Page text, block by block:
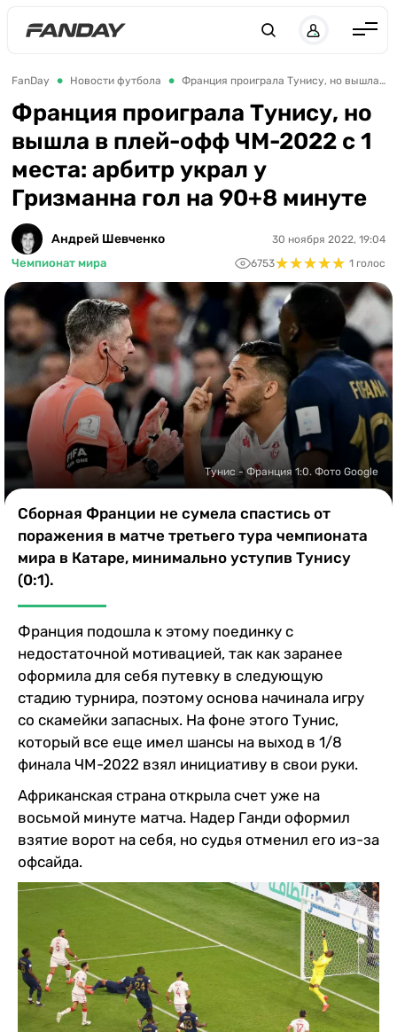
Англия
Испания
Германия
Италия
Франция
Украина
ЛЧ
ЛЕ
ЧЕ-2028
Букмекеры
Казино
FanDay Новости футбола Франция проиграла Тунису, но вышла в плей-офф ЧМ-2022 с 1 места: арбитр украл у Гризманна гол на 90+8 минуте
Франция проиграла Тунису, но
вышла в плей-офф ЧМ-2022 с 1
места: арбитр украл у
Гризманна гол на 90+8 минуте
Андрей Шевченко
Чемпионат мира
30 ноября 2022, 19:04
6753★★★★★
★★★★★ 1 голос
Тунис - Франция 1:0. Фото Google
Сборная Франции не сумела спастись от
поражения в матче третьего тура чемпионата
мира в Катаре, минимально уступив Тунису
(0:1).
Франция подошла к этому поединку с
недостаточной мотивацией, так как заранее
оформила для себя путевку в следующую
стадию турнира, поэтому основа начинала игру
со скамейки запасных. На фоне этого Тунис,
который все еще имел шансы на выход в 1/8
финала ЧМ-2022 взял инициативу в свои руки.
Африканская страна открыла счет уже на
восьмой минуте матча. Надер Ганди оформил
взятие ворот на себя, но судья отменил его из-за
офсайда.